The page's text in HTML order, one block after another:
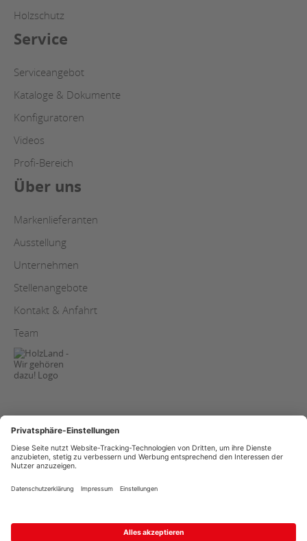
Holzschutz
Service
Serviceangebot
Kataloge & Dokumente
Konfiguratoren
Videos
Profi-Bereich
Über uns
Markenlieferanten
Ausstellung
Unternehmen
Stellenangebote
Kontakt & Anfahrt
Team
AGB
Datenschutz